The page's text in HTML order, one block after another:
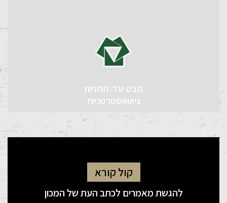
מבט-על: תחזיות
גיאואסטרטגיות
קול קורא
להגשת מאמרים לכתב העת של המכון